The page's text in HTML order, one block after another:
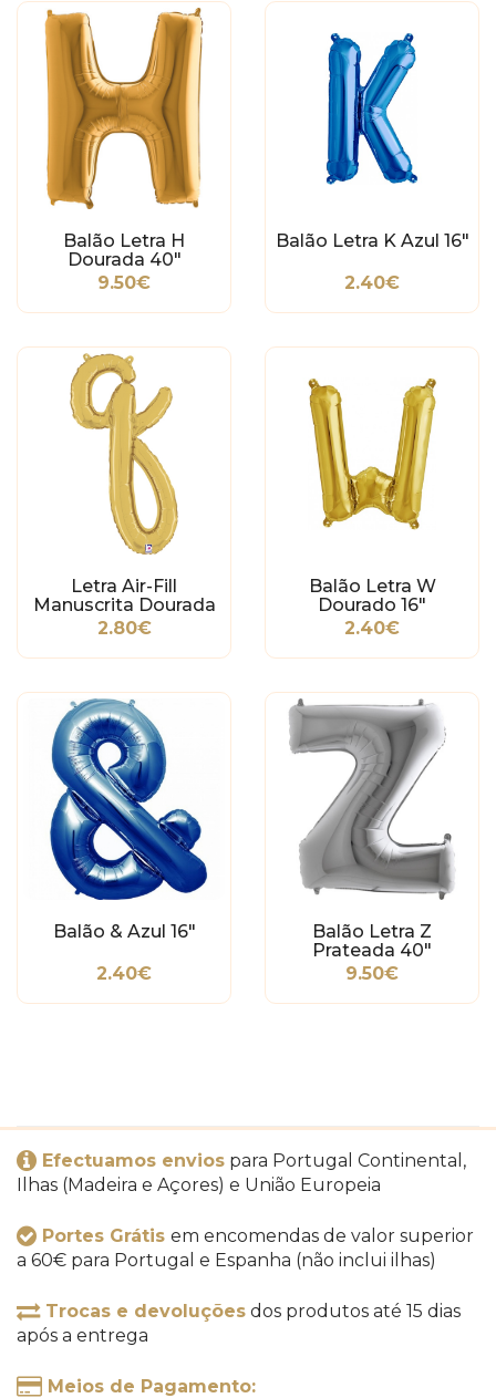
Balão Letra H
Dourada 40"
9.50€
Balão Letra K Azul 16"
2.40€
Letra Air-Fill
Manuscrita Dourada
Q
2.80€
Balão Letra W
Dourado 16"
2.40€
Balão & Azul 16"
2.40€
Balão Letra Z
Prateada 40"
9.50€
Efectuamos envios para Portugal Continental,
Ilhas (Madeira e Açores) e União Europeia
Portes Grátis em encomendas de valor superior
a 60€ para Portugal e Espanha (não inclui ilhas)
Trocas e devoluções dos produtos até 15 dias
após a entrega
Meios de Pagamento: